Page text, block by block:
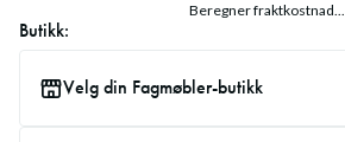
Beregner fraktkostnad...
Butikk:
Velg din Fagmøbler-butikk